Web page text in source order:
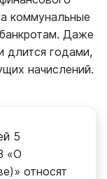
коммунальные
Даже
длится годами,
начислений.
5
«О
относят